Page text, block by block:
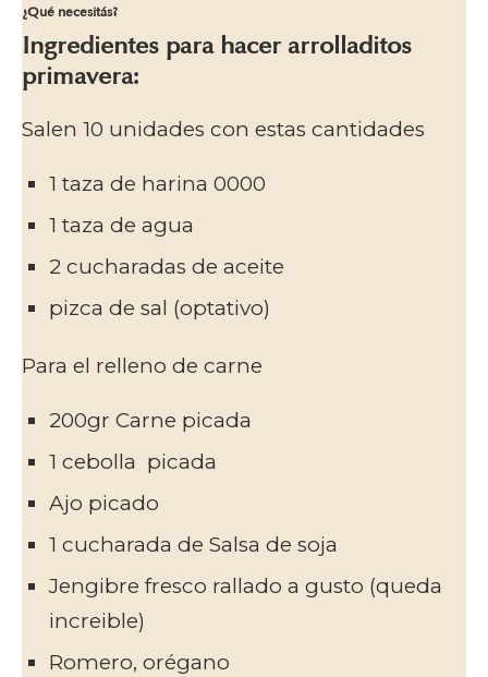
¿Qué necesitás?
Ingredientes para hacer arrolladitos
primavera:
Salen 10 unidades con estas cantidades
1 taza de harina 0000
1 taza de agua
2 cucharadas de aceite
pizca de sal (optativo)
Para el relleno de carne
200gr Carne picada
1 cebolla picada
Ajo picado
1 cucharada de Salsa de soja
Jengibre fresco rallado a gusto (queda
increible)
Romero, orégano